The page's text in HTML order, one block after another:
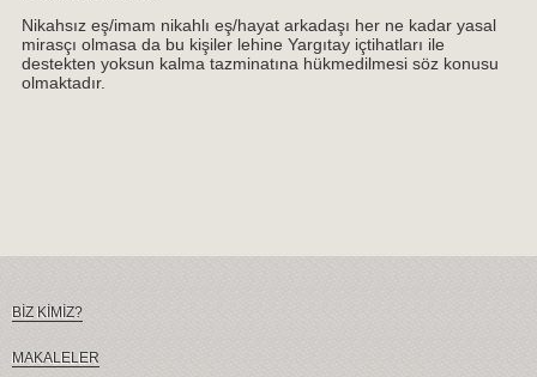
Nikahsız eş/imam nikahlı eş/hayat arkadaşı her ne kadar yasal
mirasçı olmasa da bu kişiler lehine Yargıtay içtihatları ile
destekten yoksun kalma tazminatına hükmedilmesi söz konusu
olmaktadır.
BİZ KİMİZ?
MAKALELER